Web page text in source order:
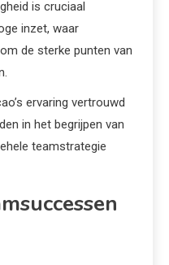
is cruciaal
inzet, waar
de sterke punten van
ervaring vertrouwd
in het begrijpen van
teamstrategie